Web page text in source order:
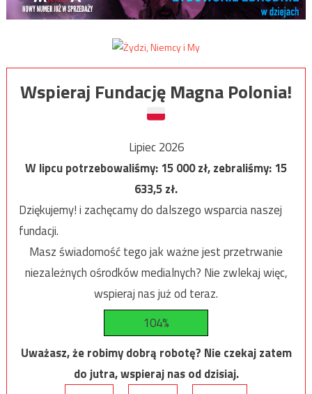
Wspieraj Fundację Magna Polonia!
Lipiec 2026
W lipcu potrzebowaliśmy:15 000zł, zebraliśmy:15
633,5zł.
Dziękujemy! i zachęcamy do dalszego wsparcia naszej
fundacji.
Masz świadomość tego jak ważne jest przetrwanie
niezależnych ośrodków medialnych? Nie zwlekaj więc,
wspieraj nas już od teraz.
104%
Uważasz, że robimy dobrą robotę? Nie czekaj zatem
do jutra, wspieraj nas od dzisiaj.